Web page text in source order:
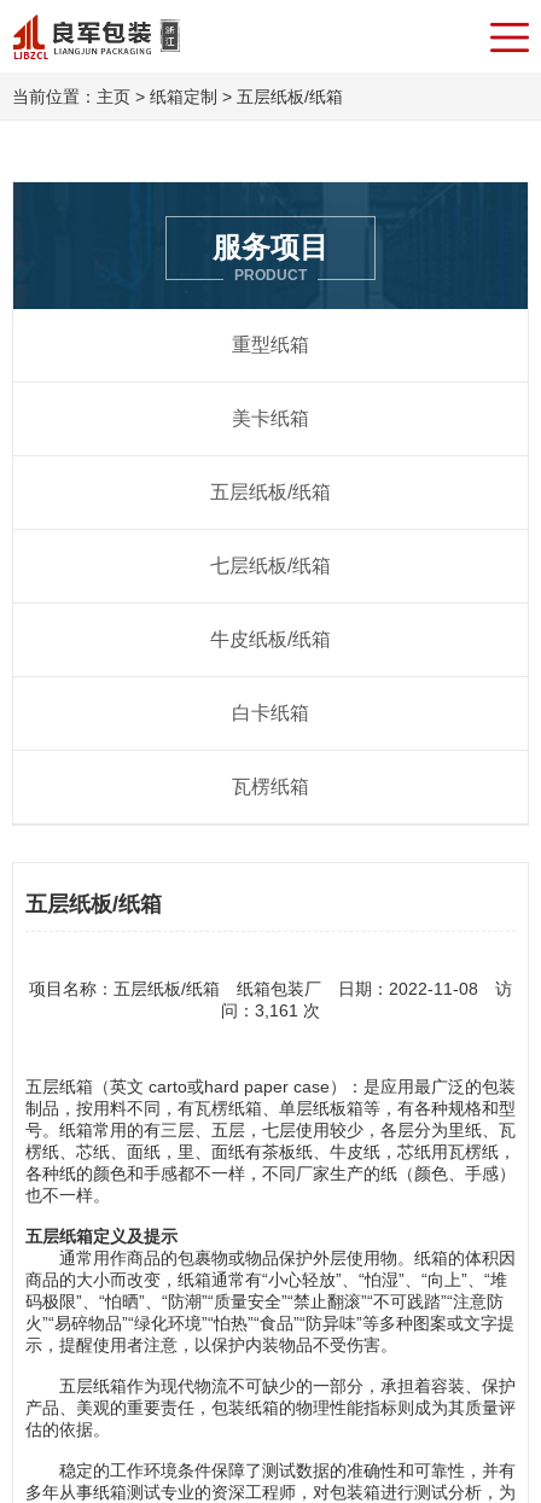
当前位置： 主页 > 纸箱定制 > 五层纸板/纸箱
服务项目
PRODUCT
重型纸箱
美卡纸箱
五层纸板/纸箱
七层纸板/纸箱
牛皮纸板/纸箱
白卡纸箱
瓦楞纸箱
五层纸板/纸箱
项目名称：五层纸板/纸箱 纸箱包装厂 日期：2022-11-08 访
问：3,161 次
五层纸箱（英文 carto或hard paper case）：是应用最广泛的包装
制品，按用料不同，有瓦楞纸箱、单层纸板箱等，有各种规格和型
号。纸箱常用的有三层、五层，七层使用较少，各层分为里纸、瓦
楞纸、芯纸、面纸，里、面纸有茶板纸、牛皮纸，芯纸用瓦楞纸，
各种纸的颜色和手感都不一样，不同厂家生产的纸（颜色、手感）
也不一样。
五层纸箱定义及提示
通常用作商品的包裹物或物品保护外层使用物。纸箱的体积因
商品的大小而改变，纸箱通常有“小心轻放”、“怕湿”、“向上”、“堆
码极限”、“怕晒”、“防潮”“质量安全”“禁止翻滚”“不可践踏”“注意防
火”“易碎物品”“绿化环境”“怕热”“食品”“防异味”等多种图案或文字提
示，提醒使用者注意，以保护内装物品不受伤害。
五层纸箱作为现代物流不可缺少的一部分，承担着容装、保护
产品、美观的重要责任，包装纸箱的物理性能指标则成为其质量评
估的依据。
稳定的工作环境条件保障了测试数据的准确性和可靠性，并有
多年从事纸箱测试专业的资深工程师，对包装箱进行测试分析，为